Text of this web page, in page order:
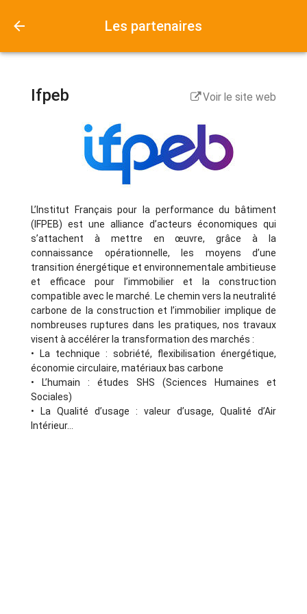
Les partenaires
Ifpeb Voir le site web
L’Institut Français pour la performance du bâtiment
(IFPEB) est une alliance d’acteurs économiques qui
s’attachent à mettre en œuvre, grâce à la
connaissance opérationnelle, les moyens d’une
transition énergétique et environnementale ambitieuse
et efficace pour l’immobilier et la construction
compatible avec le marché. Le chemin vers la neutralité
carbone de la construction et l’immobilier implique de
nombreuses ruptures dans les pratiques, nos travaux
visent à accélérer la transformation des marchés :
• La technique : sobriété, flexibilisation énergétique,
économie circulaire, matériaux bas carbone
• L’humain : études SHS (Sciences Humaines et
Sociales)
• La Qualité d’usage : valeur d’usage, Qualité d’Air
Intérieur…